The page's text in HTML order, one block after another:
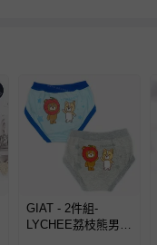
GIAT - 2件組-
LYCHEE荔枝熊男童